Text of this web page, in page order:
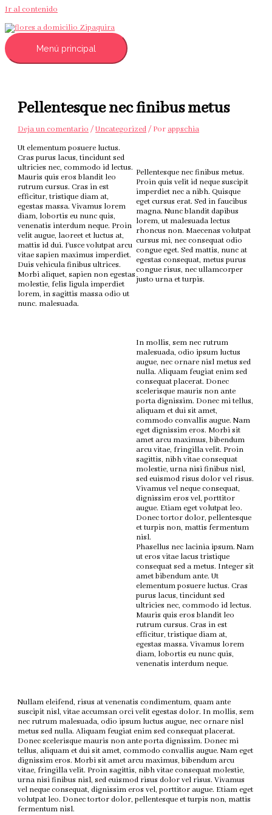
Ir al contenido
Menú principal
Pellentesque nec finibus metus
Deja un comentario /Uncategorized/ Por appschia
Ut elementum posuere luctus.
Cras purus lacus, tincidunt sed
ultricies nec, commodo id lectus.
Mauris quis eros blandit leo
rutrum cursus. Cras in est
efficitur, tristique diam at,
egestas massa. Vivamus lorem
diam, lobortis eu nunc quis,
venenatis interdum neque. Proin
velit augue, laoreet et luctus at,
mattis id dui. Fusce volutpat arcu
vitae sapien maximus imperdiet.
Duis vehicula finibus ultrices.
Morbi aliquet, sapien non egestas
molestie, felis ligula imperdiet
lorem, in sagittis massa odio ut
nunc. malesuada.
Pellentesque nec finibus metus.
Proin quis velit id neque suscipit
imperdiet nec a nibh. Quisque
eget cursus erat. Sed in faucibus
magna. Nunc blandit dapibus
lorem, ut malesuada lectus
rhoncus non. Maecenas volutpat
cursus mi, nec consequat odio
congue eget. Sed mattis, nunc at
egestas consequat, metus purus
congue risus, nec ullamcorper
justo urna et turpis.
In mollis, sem nec rutrum
malesuada, odio ipsum luctus
augue, nec ornare nisl metus sed
nulla. Aliquam feugiat enim sed
consequat placerat. Donec
scelerisque mauris non ante
porta dignissim. Donec mi tellus,
aliquam et dui sit amet,
commodo convallis augue. Nam
eget dignissim eros. Morbi sit
amet arcu maximus, bibendum
arcu vitae, fringilla velit. Proin
sagittis, nibh vitae consequat
molestie, urna nisi finibus nisl,
sed euismod risus dolor vel risus.
Vivamus vel neque consequat,
dignissim eros vel, porttitor
augue. Etiam eget volutpat leo.
Donec tortor dolor, pellentesque
et turpis non, mattis fermentum
nisl.
Phasellus nec lacinia ipsum. Nam
ut eros vitae lacus tristique
consequat sed a metus. Integer sit
amet bibendum ante. Ut
elementum posuere luctus. Cras
purus lacus, tincidunt sed
ultricies nec, commodo id lectus.
Mauris quis eros blandit leo
rutrum cursus. Cras in est
efficitur, tristique diam at,
egestas massa. Vivamus lorem
diam, lobortis eu nunc quis,
venenatis interdum neque.
Nullam eleifend, risus at venenatis condimentum, quam ante
suscipit nisl, vitae accumsan orci velit egestas dolor. In mollis, sem
nec rutrum malesuada, odio ipsum luctus augue, nec ornare nisl
metus sed nulla. Aliquam feugiat enim sed consequat placerat.
Donec scelerisque mauris non ante porta dignissim. Donec mi
tellus, aliquam et dui sit amet, commodo convallis augue. Nam eget
dignissim eros. Morbi sit amet arcu maximus, bibendum arcu
vitae, fringilla velit. Proin sagittis, nibh vitae consequat molestie,
urna nisi finibus nisl, sed euismod risus dolor vel risus. Vivamus
vel neque consequat, dignissim eros vel, porttitor augue. Etiam eget
volutpat leo. Donec tortor dolor, pellentesque et turpis non, mattis
fermentum nisl.